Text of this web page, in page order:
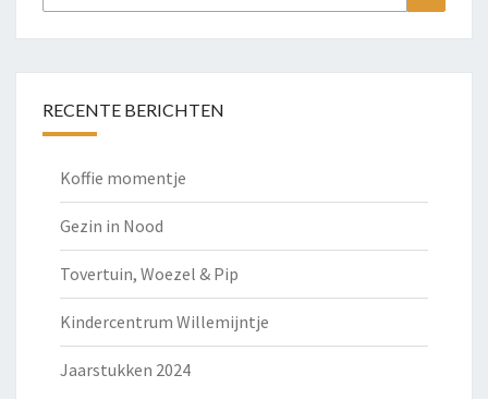
naar:
RECENTE BERICHTEN
Koffie momentje
Gezin in Nood
Tovertuin, Woezel & Pip
Kindercentrum Willemijntje
Jaarstukken 2024